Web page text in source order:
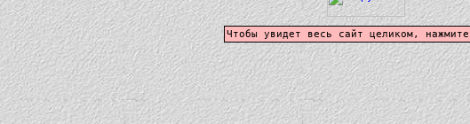
Чтобы увидет весь сайт целиком, нажмите